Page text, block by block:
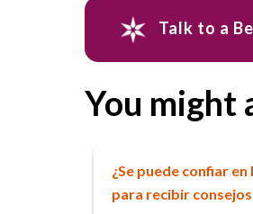
Talk to a
You might
¿Se puede confiar
para recibir